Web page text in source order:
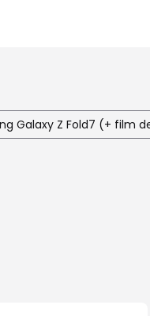
Galaxy Z Fold7 (+ film